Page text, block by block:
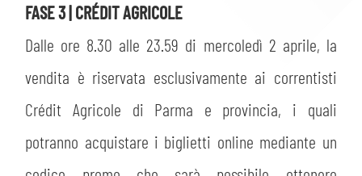
FASE 3 | CRÉDIT AGRICOLE
Dalle ore 8.30 alle 23.59 di mercoledì 2 aprile, la
vendita è riservata esclusivamente ai correntisti
Crédit Agricole di Parma e provincia, i quali
potranno acquistare i biglietti online mediante un